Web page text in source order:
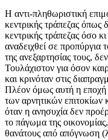
Η αντι-πληθωριστική
κεντρικής τράπεζας όπως
κεντρικής τράπεζας όσο
αναδειχθεί σε
της ανεξαρτησίας τους,
Τουλάχιστον για όσον
και κρινόταν στις
Πλέον όμως αυτή η εποχή
των αρνητικών επιτοκίων
όταν η ανησυχία δεν
το πάγωμα της
θανάτους από απόγνωση